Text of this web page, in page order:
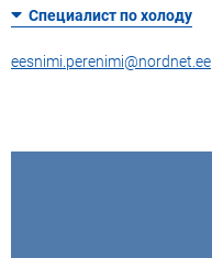
Специалист по холоду
eesnimi.perenimi@nordnet.ee